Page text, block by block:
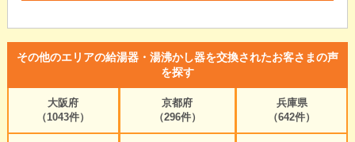
その他のエリアの給湯器・湯沸かし器を交換されたお客さまの声
を探す
大阪府
（1043件）
京都府
（296件）
兵庫県
（642件）